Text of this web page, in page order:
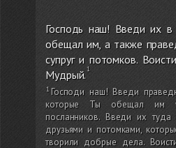
Господь наш! Введи их
обещал им, а также
супруг и потомков.
Мудрый.
Господи наш! Введи
которые Ты обещал им
посланников. Введи их
друзьями и потомками,
творили добрые дела.